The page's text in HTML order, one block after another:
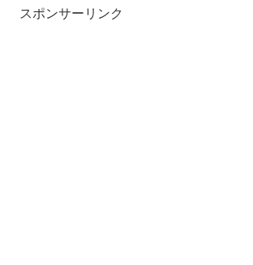
スポンサーリンク